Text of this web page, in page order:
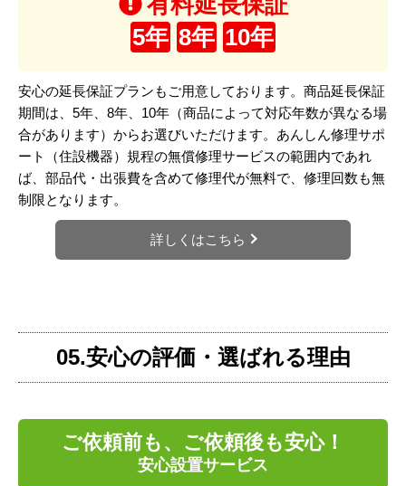
5年 8年 10年
安心の延長保証プランもご用意しております。商品延長保証
期間は、5年、8年、10年（商品によって対応年数が異なる場
合があります）からお選びいただけます。あんしん修理サポ
ート（住設機器）規程の無償修理サービスの範囲内であれ
ば、部品代・出張費を含めて修理代が無料で、修理回数も無
制限となります。
詳しくはこちら
05.安心の評価・選ばれる理由
ご依頼前も、ご依頼後も安心！
安心設置サービス